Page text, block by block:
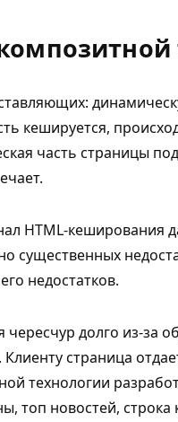
кешируется,
часть страницы
HTML-кеширования
существенных
недостатков.
чересчур долго из-
страница
технологии
топ новостей,